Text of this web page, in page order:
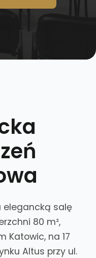
elegancką salę
80 m²,
Katowic, na 17
Altus przy ul.